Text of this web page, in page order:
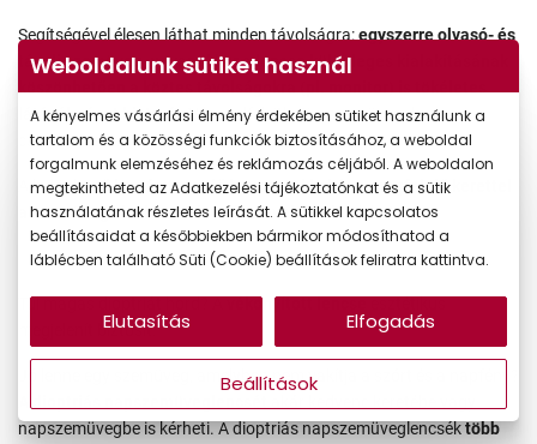
Segítségével élesen láthat minden távolságra:egyszerre olvasó- és
távoli szemüveg, ugyanakkor a lencse különleges kialakításának
látásélményt biztosít. Végre elfelejtheti a szemüvegek
cserélgetését.
A különbözőkomfortnövelő bevonatokkal és a megfelelő kerettel
a szemüveg viselése szinte észrevehetetlenlehet.
Túl magas dioptriát hord? A vékonyított lencse
megjelenít biztosít.
Jó lenne egy szemüveg, amelyben nem vakítja a szórt és a napfény?
napszemüvegbe is kérheti. A dioptriás napszemüveglencséktöbb
Weboldalunk sütiket használ
A kényelmes vásárlási élmény érdekében sütiket használunk a
tartalom és a közösségi funkciók biztosításához, a weboldal
forgalmunk elemzéséhez és reklámozás céljából. A weboldalon
megtekintheted az Adatkezelési tájékoztatónkat és a sütik
használatának részletes leírását. A sütikkel kapcsolatos
beállításaidat a későbbiekben bármikor módosíthatod a
láblécben található Süti (Cookie) beállítások feliratra kattintva.
Beállítások
Elutasítás Elfogadás